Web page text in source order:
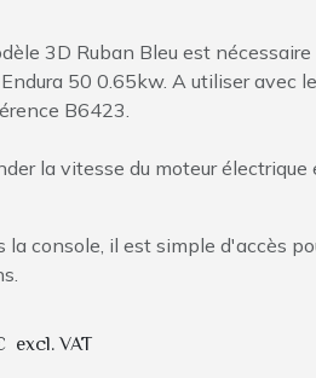
3D Ruban Bleu est nécessaire
50 0.65kw. A utiliser avec
B6423.
la vitesse du moteur électrique
la console, il est simple d'accès
excl. VAT